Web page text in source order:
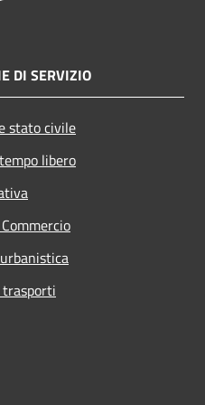
DI SERVIZIO
stato civile
libero